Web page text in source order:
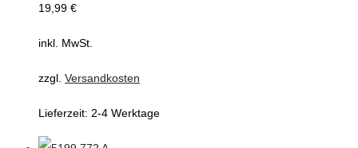
19,99 €
inkl. MwSt.
zzgl. Versandkosten
Lieferzeit: 2-4 Werktage